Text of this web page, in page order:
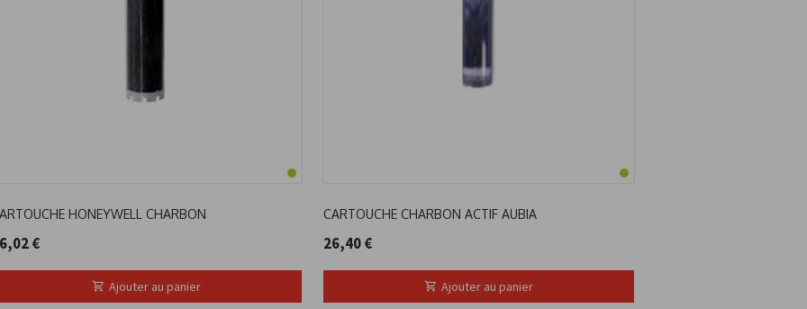
HONEYWELL CHARBON
€
Ajouter au panier
CARTOUCHE CHARBON ACTIF AUBIA
26,40 €
Ajouter au panier